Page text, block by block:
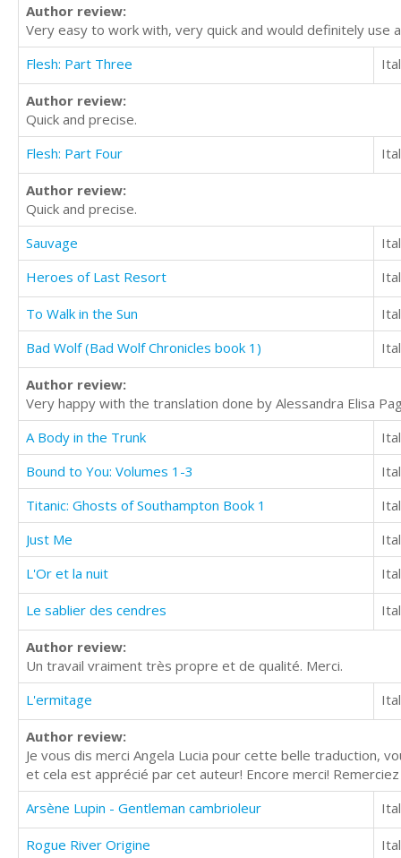
Author review:
Very easy to work with, very quick and would definitely use
Flesh: Part Three
Author review:
Quick and precise.
Flesh: Part Four
Author review:
Quick and precise.
Sauvage
Heroes of Last Resort
To Walk in the Sun
Bad Wolf (Bad Wolf Chronicles book 1)
Author review:
Very happy with the translation done by Alessandra Elisa
A Body in the Trunk
Bound to You: Volumes 1-3
Titanic: Ghosts of Southampton Book 1
Just Me
L'Or et la nuit
Le sablier des cendres
Author review:
Un travail vraiment très propre et de qualité. Merci.
L'ermitage
Author review:
Je vous dis merci Angela Lucia pour cette belle traduction,
et cela est apprécié par cet auteur! Encore merci!
Arsène Lupin - Gentleman cambrioleur
Rogue River Origine